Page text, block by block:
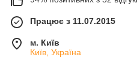
Працює з 11.07.2015
м. Київ
Київ, Україна